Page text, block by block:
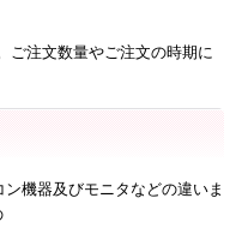
注文数量やご注文の時期に
機器及びモニタなどの違いま